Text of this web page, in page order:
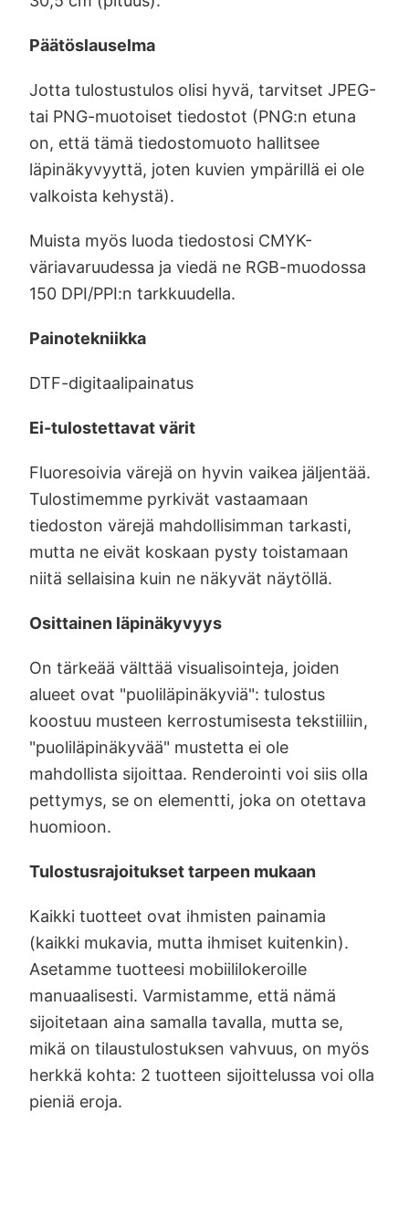
Päätöslauselma
Jotta tulostustulos olisi hyvä, tarvitset JPEG-
tai PNG-muotoiset tiedostot (PNG:n etuna
on, että tämä tiedostomuoto hallitsee
läpinäkyvyyttä, joten kuvien ympärillä ei ole
valkoista kehystä).
Muista myös luoda tiedostosi CMYK-
väriavaruudessa ja viedä ne RGB-muodossa
150 DPI/PPI:n tarkkuudella.
Painotekniikka
DTF-digitaalipainatus
Ei-tulostettavat värit
Fluoresoivia värejä on hyvin vaikea jäljentää.
Tulostimemme pyrkivät vastaamaan
tiedoston värejä mahdollisimman tarkasti,
mutta ne eivät koskaan pysty toistamaan
niitä sellaisina kuin ne näkyvät näytöllä.
Osittainen läpinäkyvyys
On tärkeää välttää visualisointeja, joiden
alueet ovat "puoliläpinäkyviä": tulostus
koostuu musteen kerrostumisesta tekstiiliin,
"puoliläpinäkyvää" mustetta ei ole
mahdollista sijoittaa. Renderointi voi siis olla
pettymys, se on elementti, joka on otettava
huomioon.
Tulostusrajoitukset tarpeen mukaan
Kaikki tuotteet ovat ihmisten painamia
(kaikki mukavia, mutta ihmiset kuitenkin).
Asetamme tuotteesi mobiililokeroille
manuaalisesti. Varmistamme, että nämä
sijoitetaan aina samalla tavalla, mutta se,
mikä on tilaustulostuksen vahvuus, on myös
herkkä kohta: 2 tuotteen sijoittelussa voi olla
pieniä eroja.